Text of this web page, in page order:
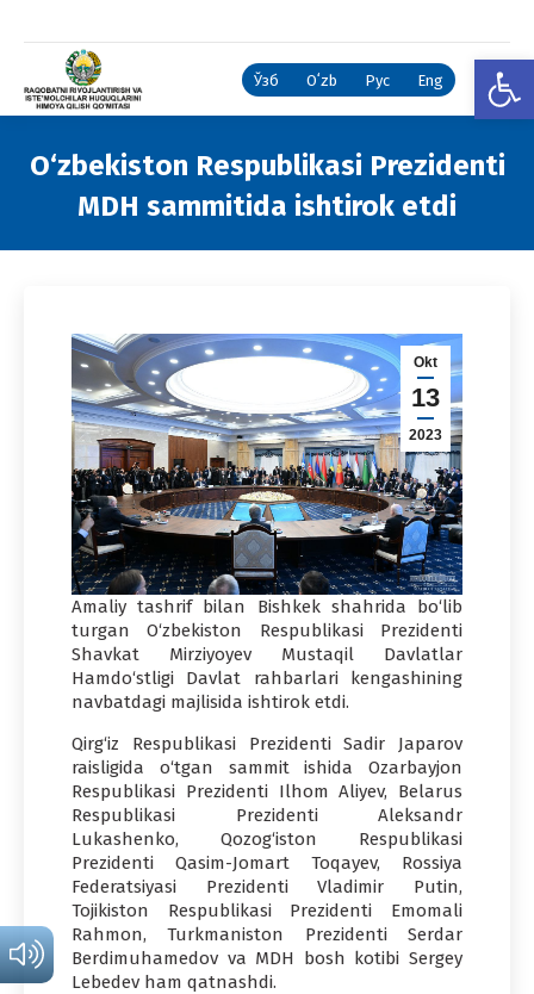
Ўзб Oʻzb Рус Eng
O‘zbekiston Respublikasi Prezidenti
MDH sammitida ishtirok etdi
Okt
13
2023
Amaliy tashrif bilan Bishkek shahrida bo‘lib
turgan O‘zbekiston Respublikasi Prezidenti
Shavkat Mirziyoyev Mustaqil Davlatlar
Hamdo‘stligi Davlat rahbarlari kengashining
navbatdagi majlisida ishtirok etdi.
Qirg‘iz Respublikasi Prezidenti Sadir Japarov
raisligida o‘tgan sammit ishida Ozarbayjon
Respublikasi Prezidenti Ilhom Aliyev, Belarus
Respublikasi Prezidenti Aleksandr
Lukashenko, Qozog‘iston Respublikasi
Prezidenti Qasim-Jomart Toqayev, Rossiya
Federatsiyasi Prezidenti Vladimir Putin,
Tojikiston Respublikasi Prezidenti Emomali
Rahmon, Turkmaniston Prezidenti Serdar
Berdimuhamedov va MDH bosh kotibi Sergey
Lebedev ham qatnashdi.